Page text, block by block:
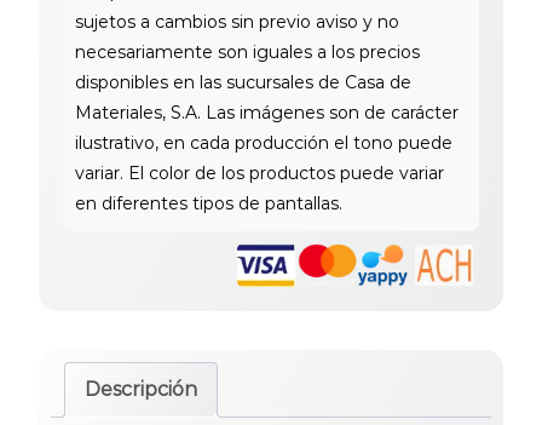
1/4
cantidad
Descripción